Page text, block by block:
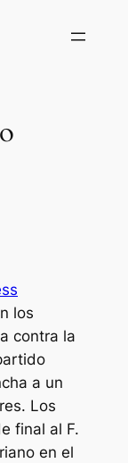
los
contra la
a un
Los
final al F.
en el